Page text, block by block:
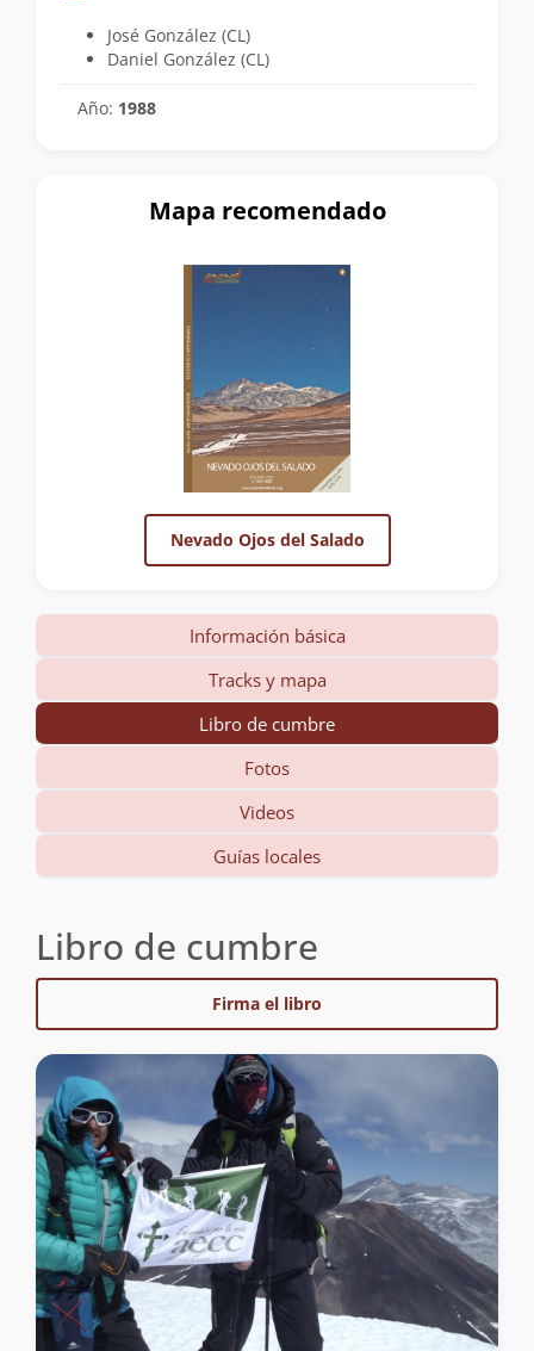
José González (CL)
Daniel González (CL)
Año: 1988
Mapa recomendado
Nevado Ojos del Salado
Información básica
Tracks y mapa
Libro de cumbre
Fotos
Videos
Guías locales
Libro de cumbre
Firma el libro